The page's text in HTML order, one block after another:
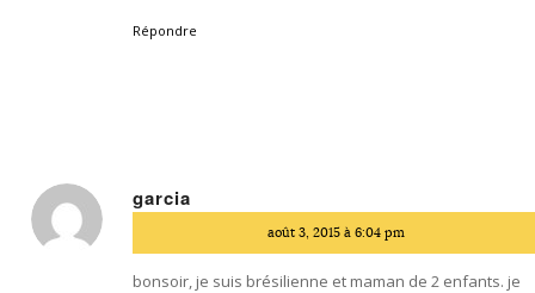
Répondre
garcia
:
août 3, 2015 à 6:04 pm
bonsoir, je suis brésilienne et maman de 2 enfants. je